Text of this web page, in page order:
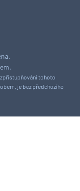
tohoto
je bez předchozího